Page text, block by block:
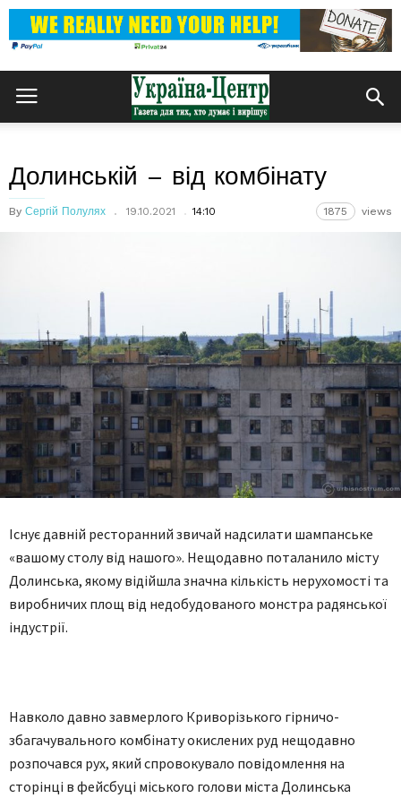
Долинській – від комбінату
By Сергій Полулях 19.10.2021 14:10 1875 views
Існує давній ресторанний звичай надсилати шампанське
«вашому столу від нашого». Нещодавно поталанило місту
Долинська, якому відійшла значна кількість нерухомості та
виробничих площ від недобудованого монстра радянської
індустрії.
Навколо давно завмерлого Криворізького гірничо-
збагачувального комбінату окислених руд нещодавно
розпочався рух, який спровокувало повідомлення на
сторінці в фейсбуці міського голови міста Долинська